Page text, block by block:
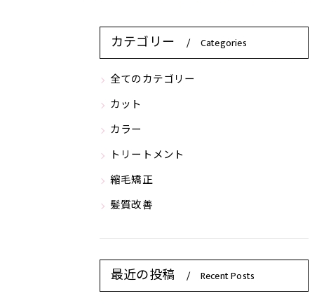
カテゴリー Categories
全てのカテゴリー
カット
カラー
トリートメント
縮毛矯正
髪質改善
最近の投稿 Recent Posts